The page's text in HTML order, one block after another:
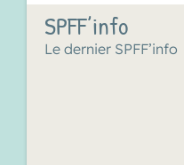
SPFF’info
Le dernier SPFF’info